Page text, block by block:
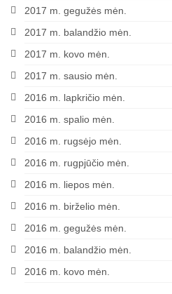
2017 m. gegužės mėn.
2017 m. balandžio mėn.
2017 m. kovo mėn.
2017 m. sausio mėn.
2016 m. lapkričio mėn.
2016 m. spalio mėn.
2016 m. rugsėjo mėn.
2016 m. rugpjūčio mėn.
2016 m. liepos mėn.
2016 m. birželio mėn.
2016 m. gegužės mėn.
2016 m. balandžio mėn.
2016 m. kovo mėn.